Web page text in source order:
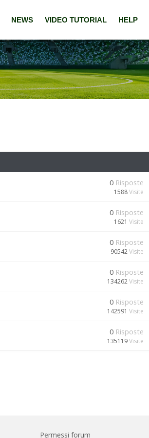
NEWS VIDEO TUTORIAL HELP
0 Risposte
1588Visite
0 Risposte
1621 Visite
0 Risposte
90542Visite
0 Risposte
134262Visite
0 Risposte
142591 Visite
0 Risposte
135119Visite
Permessi forum